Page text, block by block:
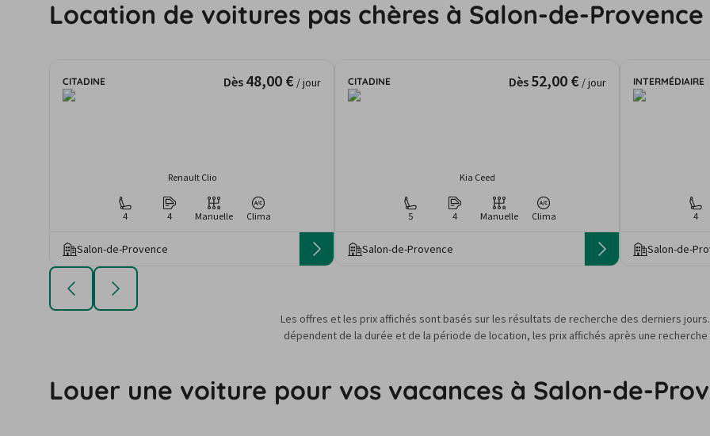
Location de voitures pas chères à Salon-de-Provence
CITADINE Dès 48,00 € / jour
Renault Clio
4 4 Manuelle Clima
Salon-de-Provence
CITADINE Dès 52,00 € / jour
Kia Ceed
5 4 Manuelle Clima
Salon-de-Provence
INTERMÉDIAIRE
4
Salon-de-
Les offres et les prix affichés sont basés sur les résultats de recherche des derniers
dépendent de la durée et de la période de location, les prix affichés après une
Louer une voiture pour vos vacances à Salon-de-